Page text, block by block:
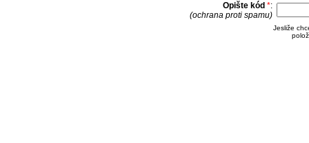
Opište kód *:
(ochrana proti spamu)
Jesliže